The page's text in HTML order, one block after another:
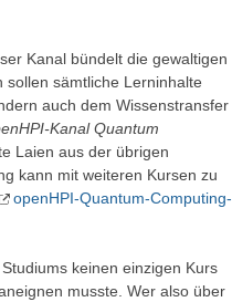
Kanal bündelt die gewaltigen
sämtliche Lerninhalte
auch dem Wissenstransfer
Kanal Quantum
Laien aus der übrigen
kann mit weiteren Kursen zu
openHPI-Quantum-Computing-
keinen einzigen Kurs
musste. Wer also über